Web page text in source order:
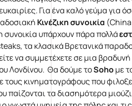
Για ένα καλό γεύμα για
Κινέζικη συνοικία
συνοικία υπάρχουν πάρα πολλά
τα κλασικά Βρετανικά
να συμμετέχετε σε μια
Λονδίνου. Θα δούμε τοSohoμε
τους κινηματογράφους που
παίζονται τα διασημότερα